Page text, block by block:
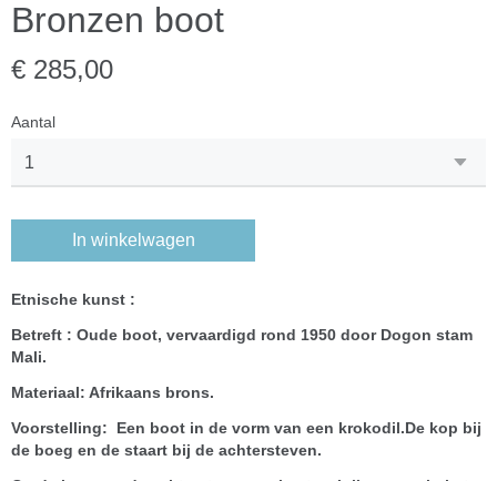
Bronzen boot
€ 285,00
Aantal
In winkelwagen
Etnische kunst :
Betreft : Oude boot, vervaardigd rond 1950 door Dogon stam
Mali.
Materiaal: Afrikaans brons.
Voorstelling: Een boot in de vorm van een krokodil.De kop bij
de boeg en de staart bij de achtersteven.